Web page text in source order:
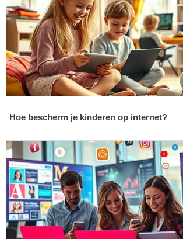
Hoe bescherm je kinderen op internet?